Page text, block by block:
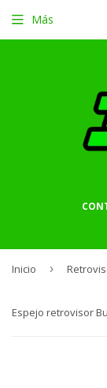
Más
Inicio ›